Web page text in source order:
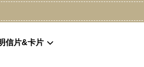
信片&卡片